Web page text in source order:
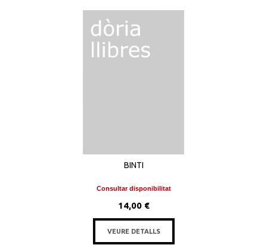
BINTI
Consultar disponibilitat
14,00 €
VEURE DETALLS